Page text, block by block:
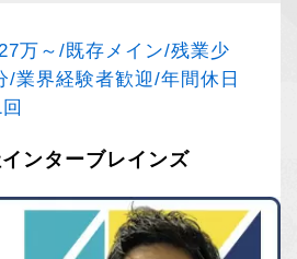
万～/既存メイン/残業少
/業界経験者歓迎/年間休日
ンターブレインズ